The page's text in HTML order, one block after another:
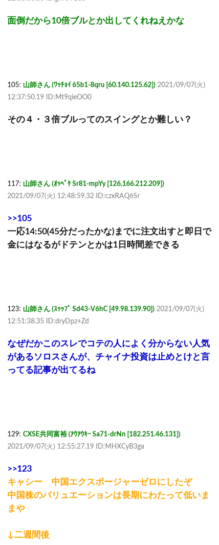
面倒だから10倍ブルとか出してくれねえかな
105: 山師さん (ﾜｯﾁｮｲ 65b1-8qru [60.140.125.62]) 2021/09/07(火)
12:37:50.19 ID:Mt9qieOO0
その４・３倍ブルってのスイングとか難しい？
117: 山師さん (ｵｯﾍﾟｹ Sr81-mpYy [126.166.212.209])
2021/09/07(火) 12:48:59.32 ID:czxRAQ6Sr
>>105
一応14:50(45分だったかな)までに注文出すと即日で
金にはなるがドテンとかは1日時間差できる
123: 山師さん (ｽｯｯﾌﾟ Sd43-V6hC [49.98.139.90]) 2021/09/07(火)
12:51:38.35 ID:dryDpz+Zd
なぜだかこのスレでコテの人によく分からない人気
があるソロスさんが、チャイナ投資は止めとけと言
ってる記事が出てるね
129: CXSE共同富裕 (ｱｳｱｳｷｰ Sa71-drNn [182.251.46.131])
2021/09/07(火) 12:55:27.19 ID:MHXCyB3ga
>>123
キャシー 中国エクスポージャーゼロにしたぞ
中国株のバリュエーションは長期にわたって低いま
まや
↓二週間後